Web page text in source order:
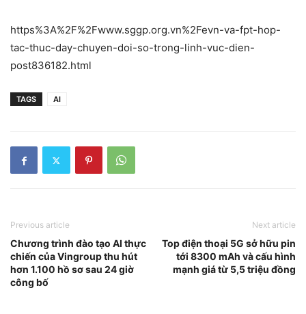
https%3A%2F%2Fwww.sggp.org.vn%2Fevn-va-fpt-hop-
tac-thuc-day-chuyen-doi-so-trong-linh-vuc-dien-
post836182.html
TAGS AI
Previous article
Chương trình đào tạo AI thực
chiến của Vingroup thu hút
hơn 1.100 hồ sơ sau 24 giờ
công bố
Next article
Top điện thoại 5G sở hữu pin
tới 8300 mAh và cấu hình
mạnh giá từ 5,5 triệu đồng